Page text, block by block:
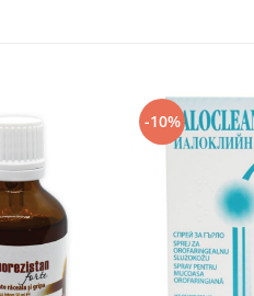
-10%